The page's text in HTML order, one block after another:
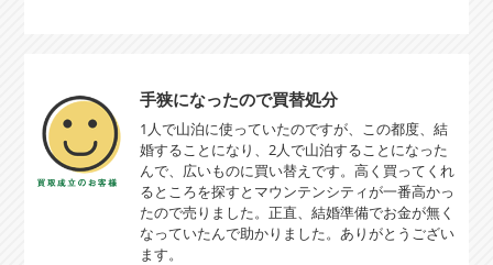
手狭になったので買替処分
1人で山泊に使っていたのですが、この都度、結
婚することになり、2人で山泊することになった
んで、広いものに買い替えです。高く買ってくれ
るところを探すとマウンテンシティが一番高かっ
たので売りました。正直、結婚準備でお金が無く
なっていたんで助かりました。ありがとうござい
ます。